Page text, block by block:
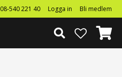
08-540 221 40 Logga in Bli medlem